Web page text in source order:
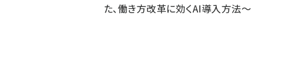
た、働き方改革に効くAI導入方法～